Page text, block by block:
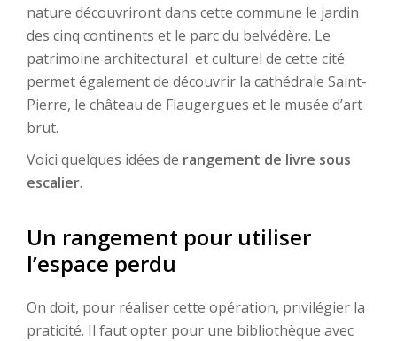
nature découvriront dans cette commune le jardin
des cinq continents et le parc du belvédère. Le
patrimoine architectural et culturel de cette cité
permet également de découvrir la cathédrale Saint-
Pierre, le château de Flaugergues et le musée d’art
brut.
Voici quelques idées de rangement de livre sous
escalier.
Un rangement pour utiliser
l’espace perdu
On doit, pour réaliser cette opération, privilégier la
praticité. Il faut opter pour une bibliothèque avec